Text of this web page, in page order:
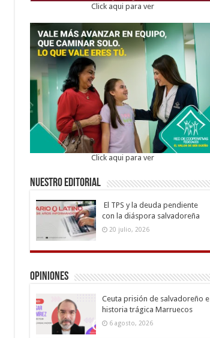
Click aqui para ver
Click aqui para ver
Nuestro Editorial
El TPS y la deuda pendiente
con la diáspora salvadoreña
20 julio, 2026
Opiniones
Ceuta prisión de salvadoreño e
historia trágica Marruecos
6 agosto, 2026